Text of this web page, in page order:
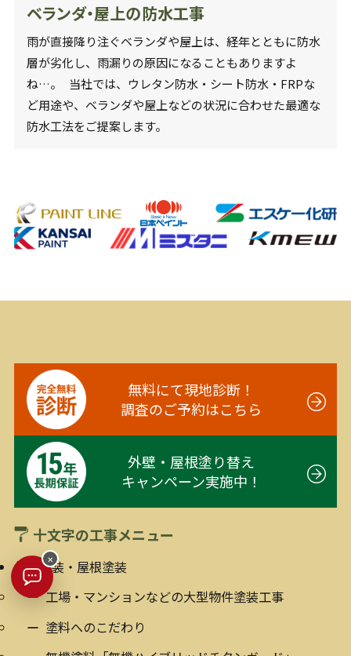
ベランダ・屋上の防水工事
雨が直接降り注ぐベランダや屋上は、経年とともに防水
層が劣化し、雨漏りの原因になることもありますよ
ね…。 当社では、ウレタン防水・シート防水・FRPな
ど用途や、ベランダや屋上などの状況に合わせた最適な
防水工法をご提案します。
無料にて現地診断！
調査のご予約はこちら
外壁・屋根塗り替え
キャンペーン実施中！
十文字の工事メニュー
外壁塗装・屋根塗装
工場・マンションなどの大型物件塗装工事
塗料へのこだわり
×